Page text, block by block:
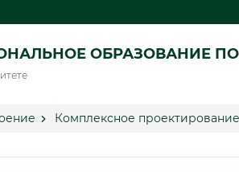
ОБРАЗОВАНИЕ
Комплексное